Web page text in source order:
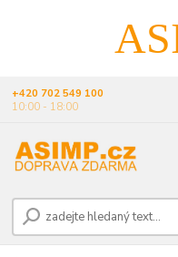
+420 702 549 100
10:00 - 18:00